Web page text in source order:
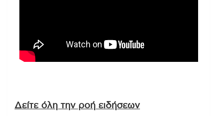
Δείτε όλη την ροή ειδήσεων